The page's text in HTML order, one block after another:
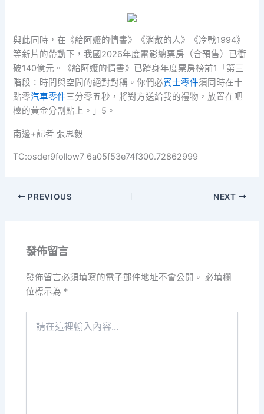
與此同時，在《給阿嬤的情書》《消散的人》《冷戰1994》
等新片的帶動下，我國2026年度電影總票房（含預售）已衝
破140億元。《給阿嬤的情書》已躋身年度票房榜前1「第三
階段：時間與空間的絕對對稱。你們必賓士零件須同時在十
點零汽車零件三分零五秒，將對方送給我的禮物，放置在吧
檯的黃金分割點上。」5。
南邊+記者 張思毅
TC:osder9follow7 6a05f53e74f300.72862999
PREVIOUS NEXT
發佈留言
發佈留言必須填寫的電子郵件地址不會公開。 必填欄
位標示為 *